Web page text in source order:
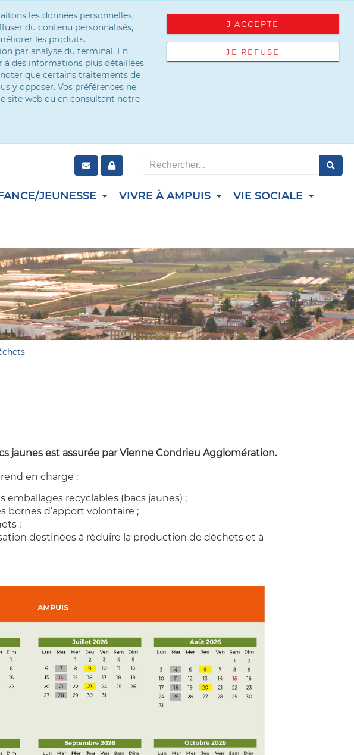
les données personnelles,
du contenu personnalisés,
les produits.
par analyse du terminal. En
des informations plus détaillées
que certains traitements de
y opposer. Vos préférences ne
site web ou en consultant notre
J'ACCEPTE
JE REFUSE
JEUNESSE VIVRE À AMPUIS VIE SOCIALE
jaunes est assurée par Vienne Condrieu Agglomération.
en charge :
recyclables (bacs jaunes) ;
bornes d’apport volontaire ;
;
destinées à réduire la production de déchets et à